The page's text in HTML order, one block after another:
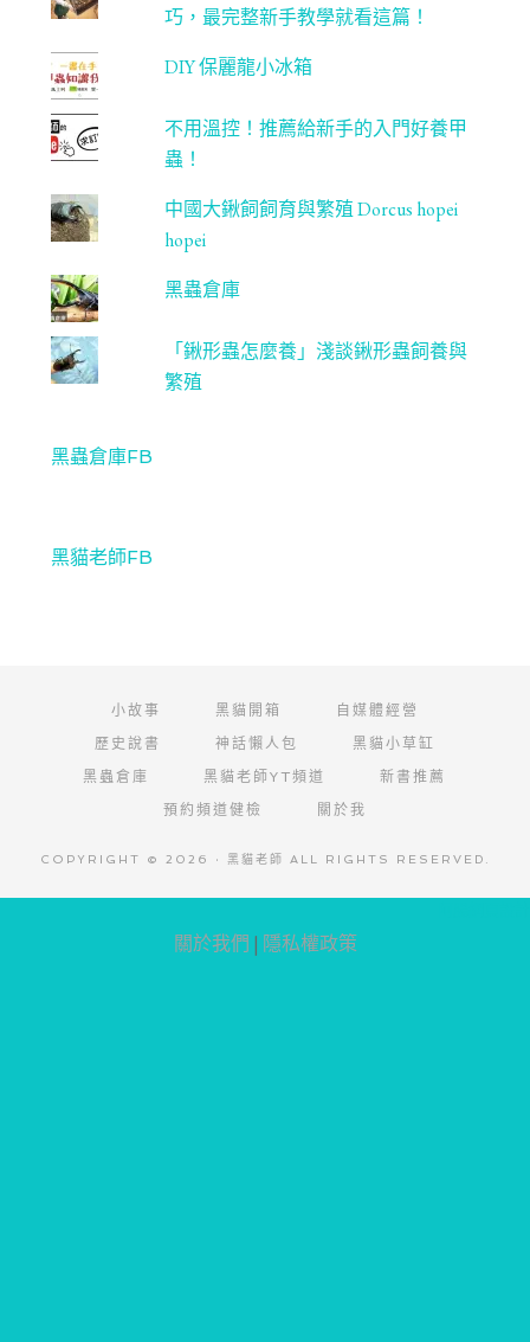
巧，最完整新手教學就看這篇！
DIY 保麗龍小冰箱
不用溫控！推薦給新手的入門好養甲
蟲！
中國大鍬飼飼育與繁殖 Dorcus hopei
hopei
黑蟲倉庫
「鍬形蟲怎麼養」淺談鍬形蟲飼養與
繁殖
黑蟲倉庫FB
黑貓老師FB
小故事 黑貓開箱
自媒體經營
歷史說書
神話懶人包
黑貓小草缸
黑蟲倉庫
黑貓老師YT頻道
新書推薦
預約頻道健檢
關於我
COPYRIGHT © 2026 · 黑貓老師 ALL RIGHTS RESERVED.
關於我們 | 隱私權政策